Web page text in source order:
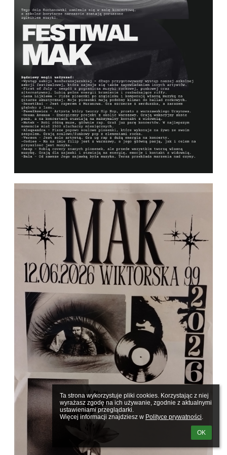
Ta strona wykorzystuje pliki cookies. Korzystając z niej
wyrażasz zgodę na ich używanie, zgodnie z aktualnymi
ustawieniami przeglądarki.
Więcej informacji znajdziesz w Polityce prywatności.
OK